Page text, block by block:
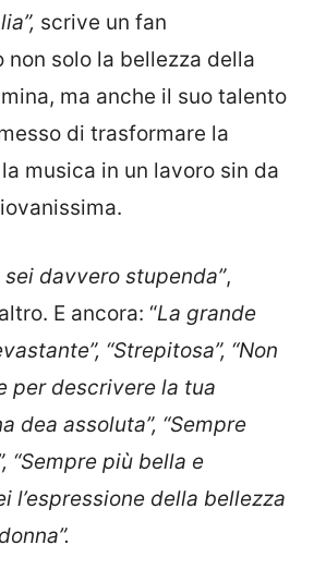
scrive un fan
non solo la bellezza della
ma anche il suo talento
di trasformare la
musica in un lavoro sin da
sei davvero stupenda”,
E ancora: “La grande
“Strepitosa”, “Non
per descrivere la tua
dea assoluta”, “Sempre
“Sempre più bella e
l’espressione della bellezza